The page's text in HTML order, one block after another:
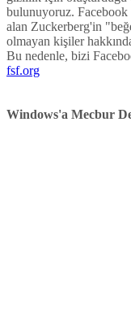
bulunuyoruz. Facebook
alan Zuckerberg'in
olmayan kişiler
Bu nedenle, bizi
fsf.org
Windows'a Mecbur